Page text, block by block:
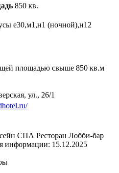
850 кв.
е30,м1,н1 (ночной),н12
площадью свыше 850 кв.м
ул., 26/1
СПА Ресторан Лобби-бар
информации: 15.12.2025